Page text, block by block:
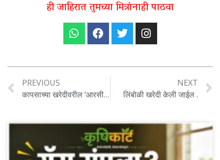
ही जाहिरात तुमच्या मित्रांनाही पाठवा
PREVIOUS
कापसाच्या खरेदीवरील ‘आरसीएम’ कर रद्द करा.
NEXT
लिंबोळी खरेदी केली जाईल .